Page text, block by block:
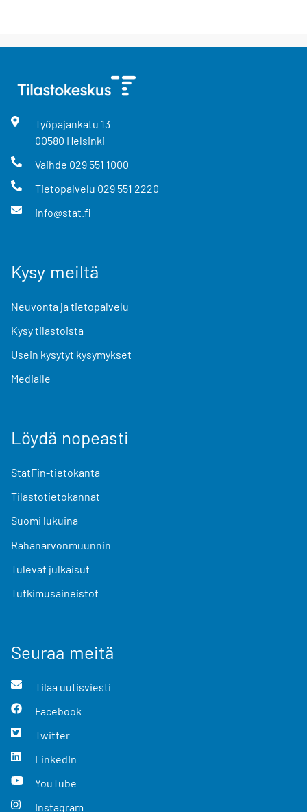
Työpajankatu 13
00580 Helsinki
Vaihde 029 551 1000
Tietopalvelu 029 551 2220
info@stat.fi
Kysy meiltä
Neuvonta ja tietopalvelu
Kysy tilastoista
Usein kysytyt kysymykset
Medialle
Löydä nopeasti
StatFin-tietokanta
Tilastotietokannat
Suomi lukuina
Rahanarvonmuunnin
Tulevat julkaisut
Tutkimusaineistot
Seuraa meitä
Tilaa uutisviesti
Facebook
Twitter
LinkedIn
YouTube
Instagram